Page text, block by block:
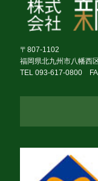
〒807-1102
福岡県北九州市八幡西
TEL 093-617-0800